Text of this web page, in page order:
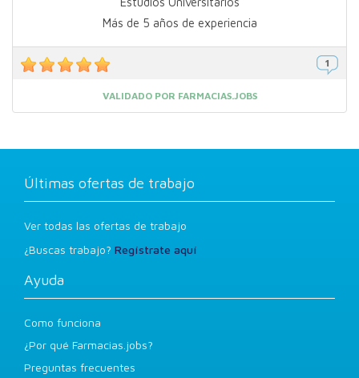
Más de 5 años de experiencia
VALIDADO POR FARMACIAS.JOBS
Últimas ofertas de trabajo
Ver todas las ofertas de trabajo
¿Buscas trabajo? Regístrate aquí
Ayuda
Como funciona
¿Por qué Farmacias.jobs?
Preguntas frecuentes